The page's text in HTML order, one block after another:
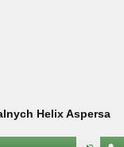
Helix Aspersa